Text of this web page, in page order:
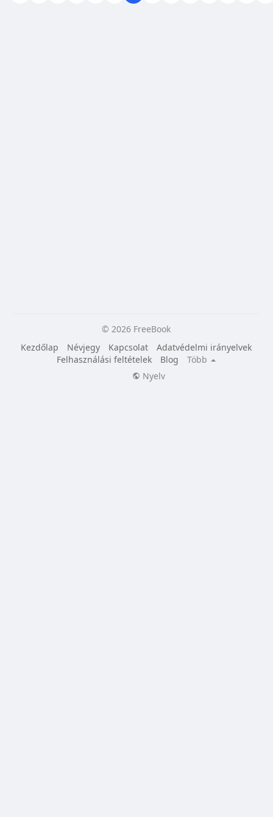
© 2026 FreeBook
Kezdőlap
Névjegy Kapcsolat
Adatvédelmi irányelvek
Felhasználási feltételek
Blog
Több
Nyelv